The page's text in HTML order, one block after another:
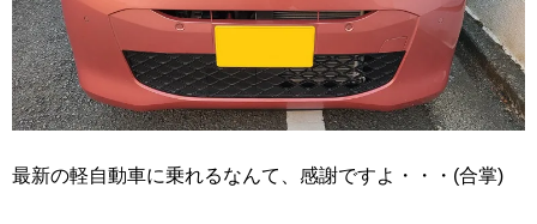
最新の軽自動車に乗れるなんて、感謝ですよ・・・(合掌)